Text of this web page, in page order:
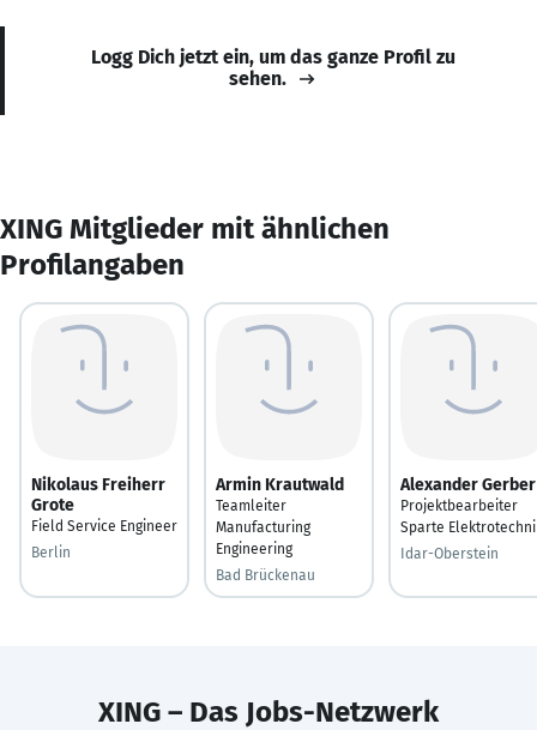
Logg Dich jetzt ein, um das ganze Profil zu
sehen.
XING Mitglieder mit ähnlichen
Profilangaben
Nikolaus Freiherr
Grote
Field Service Engineer
Berlin
Armin Krautwald
Teamleiter
Manufacturing
Engineering
Bad Brückenau
Alexander Gerber
Projektbearbeiter
Sparte
Idar-Oberstein
XING – Das Jobs-Netzwerk